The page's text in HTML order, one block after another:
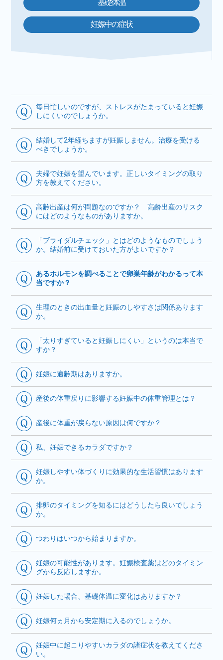
基礎体温
妊娠中の症状
毎日忙しいのですが、ストレスがたまっていると妊娠
しにくいのでしょうか。
結婚して2年経ちますが妊娠しません。治療を受ける
べきでしょうか。
夫婦で妊娠を望んでいます。正しいタイミングの取り
方を教えてください。
高齢出産は何が問題なのですか？ 高齢出産のリスク
にはどのようなものがありますか。
「ブライダルチェック」とはどのようなものでしょう
か。結婚前に受けておいた方がよいですか？
あるホルモンを調べることで卵巣年齢がわかるって本
当ですか？
生理のときの出血量と妊娠のしやすさは関係あります
か。
「太りすぎていると妊娠しにくい」というのは本当で
すか？
妊娠に適齢期はありますか。
産後の体重戻りに影響する妊娠中の体重管理とは？
産後に体重が戻らない原因は何ですか？
私、妊娠できるカラダですか？
妊娠しやすい体づくりに効果的な生活習慣はあります
か。
排卵のタイミングを知るにはどうしたら良いでしょう
か。
つわりはいつから始まりますか。
妊娠の可能性があります。妊娠検査薬はどのタイミン
グから反応しますか。
妊娠した場合、基礎体温に変化はありますか？
妊娠何ヵ月から安定期に入るのでしょうか。
妊娠中に起こりやすいカラダの諸症状を教えてくださ
い。